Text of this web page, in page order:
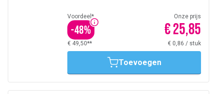
Voordeel*
-48%
Onze prijs
€ 25,85
€ 49,50** € 0,86 / stuk
Toevoegen